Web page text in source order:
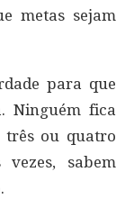
metas sejam
para que
Ninguém fica
ou quatro
sabem